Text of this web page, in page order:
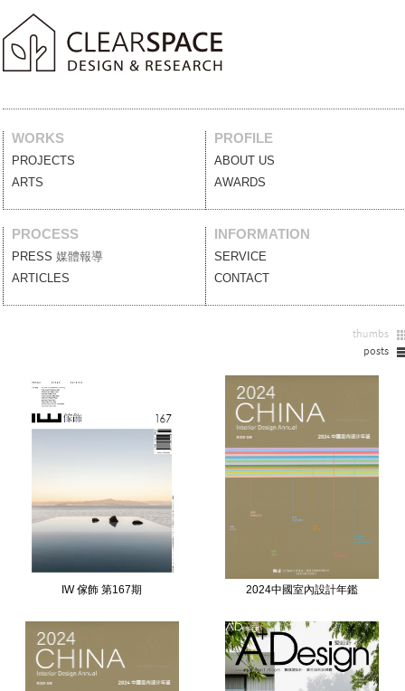
WORKS
PROJECTS
ARTS
PROFILE
ABOUT US
AWARDS
PROCESS
PRESS 媒體報導
ARTICLES
INFORMATION
SERVICE
CONTACT
IW 傢飾 第167期 2024中國室內設計年鑑